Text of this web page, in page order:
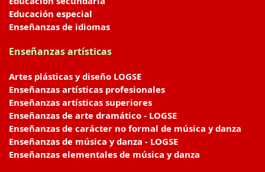
Educación especial
Enseñanzas de idiomas
Enseñanzas artísticas
Artes plásticas y diseño LOGSE
Enseñanzas artísticas profesionales
Enseñanzas artísticas superiores
Enseñanzas de arte dramático - LOGSE
Enseñanzas de carácter no formal de música y danza
Enseñanzas de música y danza - LOGSE
Enseñanzas elementales de música y danza